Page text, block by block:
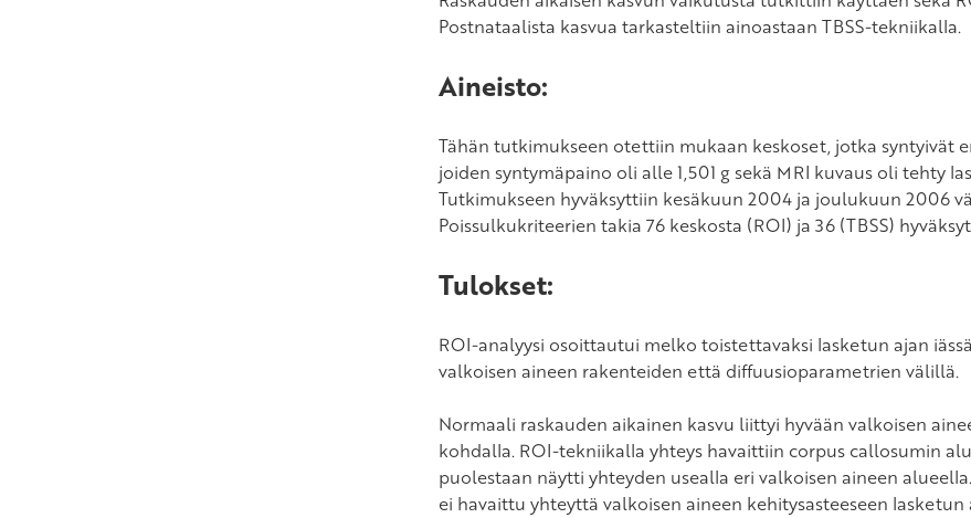
Postnataalista kasvua tarkasteltiin ainoastaan TBSS-tekniikalla.
Aineisto:
Tähän tutkimukseen otettiin mukaan keskoset, jotka syntyivät
joiden syntymäpaino oli alle 1,501 g sekä MRI kuvaus oli tehty
Tutkimukseen hyväksyttiin kesäkuun 2004 ja joulukuun 2006
Poissulkukriteerien takia 76 keskosta (ROI) ja 36 (TBSS)
Tulokset:
ROI-analyysi osoittautui melko toistettavaksi lasketun ajan
valkoisen aineen rakenteiden että diffuusioparametrien välillä.
Normaali raskauden aikainen kasvu liittyi hyvään valkoisen
kohdalla. ROI-tekniikalla yhteys havaittiin corpus callosumin
puolestaan näytti yhteyden usealla eri valkoisen aineen
ei havaittu yhteyttä valkoisen aineen kehitysasteeseen